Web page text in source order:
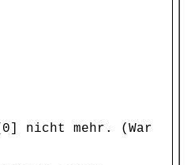
nicht mehr. (War